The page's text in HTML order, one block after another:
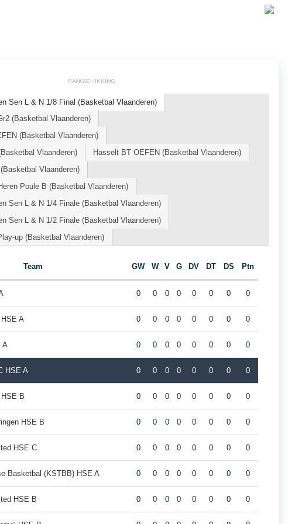
RANGSCHIKKING
Sen L & N 1/8 Final (Basketbal Vlaanderen)
(Basketbal Vlaanderen)
(Basketbal Vlaanderen)
Vlaanderen)
Hasselt BT OEFEN (Basketbal Vlaanderen)
Vlaanderen)
Poule B (Basketbal Vlaanderen)
Sen L & N 1/4 Finale (Basketbal Vlaanderen)
Sen L & N 1/2 Finale (Basketbal Vlaanderen)
up (Basketbal Vlaanderen)
Team GW W V G DV DT DS Ptn
0 0 0 0 0 0 0 0
A 0 0 0 0 0 0 0 0
A 0 0 0 0 0 0 0 0
HSE A 0 0 0 0 0 0 0 0
B 0 0 0 0 0 0 0 0
HSE B 0 0 0 0 0 0 0 0
HSE C 0 0 0 0 0 0 0 0
Basketbal (KSTBB) HSE A 0 0 0 0 0 0 0 0
HSE B 0 0 0 0 0 0 0 0